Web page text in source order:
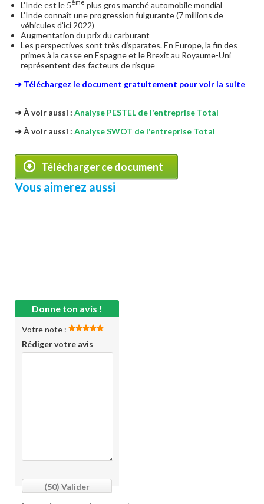
L’Inde est le 5ème plus gros marché automobile mondial
L’Inde connaît une progression fulgurante (7 millions de
véhicules d’ici 2022)
Augmentation du prix du carburant
Les perspectives sont très disparates. En Europe, la fin des
primes à la casse en Espagne et le Brexit au Royaume-Uni
représentent des facteurs de risque
➜ Téléchargez le document gratuitement pour voir la suite
➜ À voir aussi : Analyse PESTEL de l'entreprise Total
➜ À voir aussi : Analyse SWOT de l'entreprise Total
Télécharger ce document
Vous aimerez aussi
Donne ton avis !
Votre note :
Rédiger votre avis
(50) Valider